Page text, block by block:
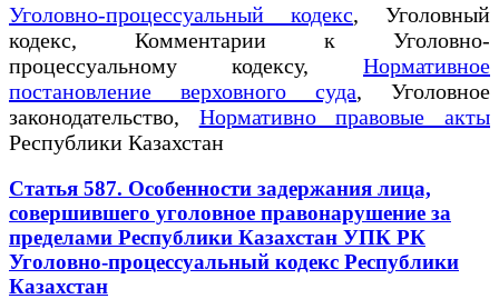
Уголовно-процессуальный кодекс, Уголовный
кодекс, Комментарии к Уголовно-
процессуальному кодексу, Нормативное
постановление верховного суда, Уголовное
законодательство, Нормативно правовые акты
Республики Казахстан
Статья 587. Особенности задержания лица,
совершившего уголовное правонарушение за
пределами Республики Казахстан УПК РК
Уголовно-процессуальный кодекс Республики
Казахстан